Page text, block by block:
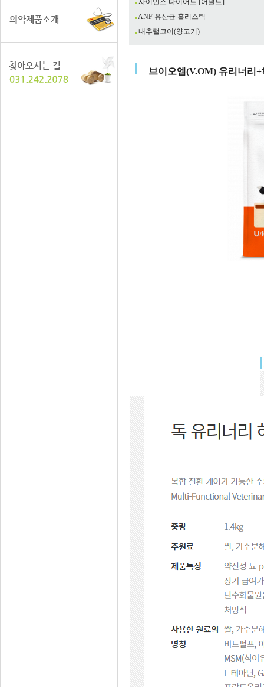
사이언스 다이어트 [어덜트]
ANF 유산균 홀리스틱
내추럴코어(양고기)
브이오엠(V.OM) 유리너리